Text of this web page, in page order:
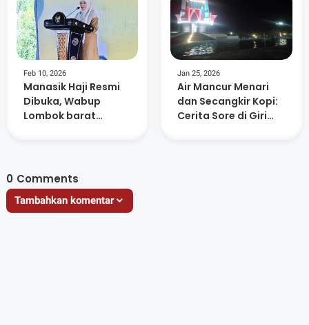
Feb 10, 2026
Manasik Haji Resmi
Dibuka, Wabup
Lombok barat
Jan 25, 2026
Air Mancur Menari
dan Secangkir Kopi:
Cerita Sore di Giri
0 Comments
Tambahkan komentar